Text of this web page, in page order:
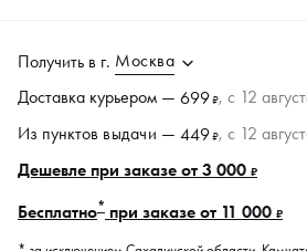
Получить в г. Москва
Доставка курьером — 699₽, c 12
Из пунктов выдачи — 449₽, c 12
Дешевле при заказе от 3 000 ₽
Бесплатно* при заказе от 11 000 ₽